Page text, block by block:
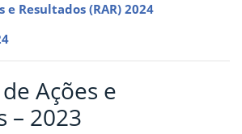
e Resultados (RAR) 2024
Ações e
– 2023